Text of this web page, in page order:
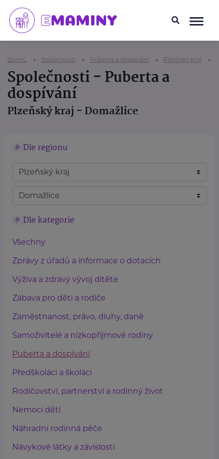
Domů Společnosti Puberta a dospívání Plzeňský kraj
Společnosti - Puberta a
dospívání
Plzeňský kraj - Domažlice
Dle regionu
Dle kategorie
Všechny
Zprávy z úřadů a informace o dotacích
Výživa a zdravý vývoj dítěte
Zábava pro děti a rodiče
Zaměstnanost, právo, dluhy, daně
Samoživitelé a nízkopříjmové rodiny
Puberta a dospívání
Předškoláci a školáci
Rodičovství, partnerství a rodinný život
Nemoci dětí
Náhradní rodinná péče
Návykové látky a závislosti